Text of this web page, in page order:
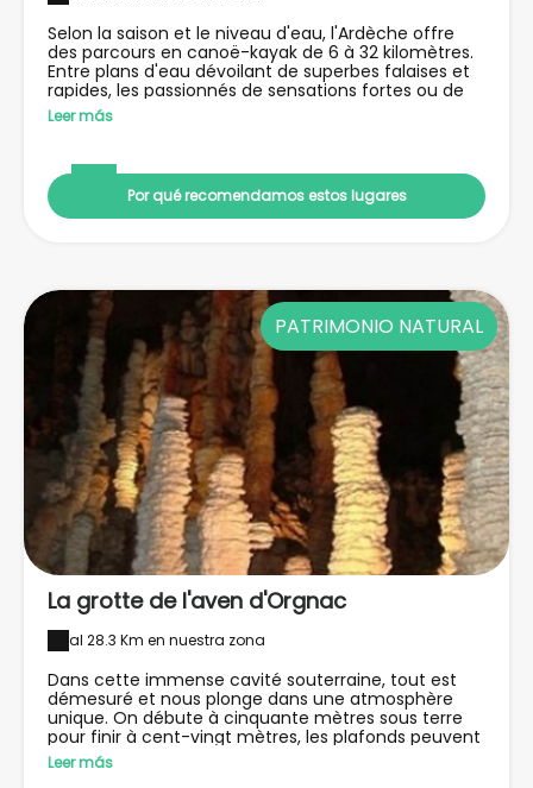
Selon la saison et le niveau d'eau, l'Ardèche offre
des parcours en canoë-kayak de 6 à 32 kilomètres.
Entre plans d'eau dévoilant de superbes falaises et
rapides, les passionnés de sensations fortes ou de
nature seront comblés. Selon les envies, il faudra
choisir l'un des prestataires qui organisent des
Leer más
Por qué recomendamos estos lugares
PATRIMONIO NATURAL
La grotte de l'aven d'Orgnac
al 28.3 Km en nuestra zona
Dans cette immense cavité souterraine, tout est
démesuré et nous plonge dans une atmosphère
unique. On débute à cinquante mètres sous terre
pour finir à cent-vingt mètres, les plafonds peuvent
atteindre jusqu'à trente mètres de haut, et
certaines stalagmites ont environ quinze mille ans !
Leer más